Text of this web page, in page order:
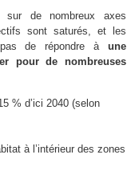
sur de nombreux axes
sont saturés, et les
pas de répondre à une
pour de nombreuses
% d’ici 2040 (selon
à l’intérieur des zones